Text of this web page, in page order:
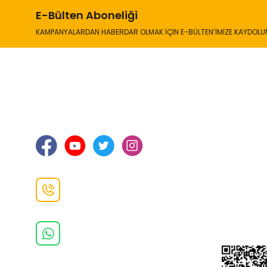
E-Bülten Aboneliği
KAMPANYALARDAN HABERDAR OLMAK İÇİN E-BÜLTEN’İMİZE